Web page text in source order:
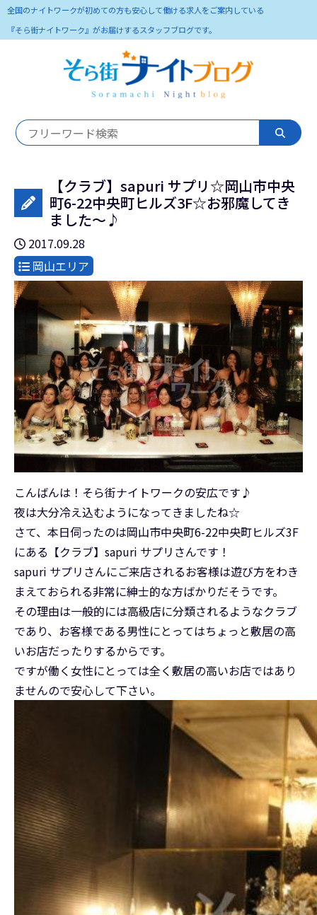
全国のナイトワークが初めての方も安心して働ける求人をご案内している
『そら街ナイトワーク』がお届けするスタッフブログです。
【クラブ】sapuri サプリ☆岡山市中央
町6-22中央町ヒルズ3F☆お邪魔してき
ました～♪
2017.09.28
岡山エリア
こんばんは！そら街ナイトワークの安広です♪
夜は大分冷え込むようになってきましたね☆
さて、本日伺ったのは岡山市中央町6-22中央町ヒルズ3F
にある【クラブ】sapuri サプリさんです！
sapuri サプリさんにご来店されるお客様は遊び方をわき
まえておられる非常に紳士的な方ばかりだそうです。
その理由は一般的には高級店に分類されるようなクラブ
であり、お客様である男性にとってはちょっと敷居の高
いお店だったりするからです。
ですが働く女性にとっては全く敷居の高いお店ではあり
ませんので安心して下さい。